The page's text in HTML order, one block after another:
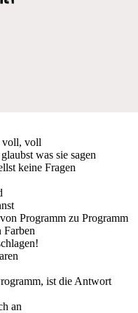
voll, voll
was sie sagen
keine Fragen
Programm zu Programm
Farben
ist die Antwort
an